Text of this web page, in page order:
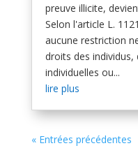
preuve illicite,
Selon l'article L.
aucune restriction
droits des individus,
individuelles ou...
lire plus
« Entrées précédentes